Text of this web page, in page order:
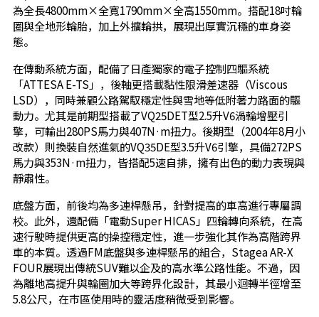
為全長4800mm×全寬1790mm×全高1550mm。搭配18吋輪
圈與全地形輪胎，加上外擴輪拱，展現出厚實沉穩的車身姿
態。
在傳動系統方面，配備了日產獨家的電子控制四驅系統
「ATTESA E-TS」，後軸更搭載黏性限滑差速器（Viscous
LSD），同時兼顧公路駕馭穩定性與雪地等低附著力路面的驅
動力。尤其是前期型搭載了VQ25DET型2.5升V6渦輪增壓引
擎，可輸出280PS馬力與407N·m扭力。後期型（2004年8月小
改款）則換裝自然進氣的VQ35DE型3.5升V6引擎，具備272PS
馬力與353N·m扭力，皆搭配5速自排，擁有出色的動力表現與
靜肅性。
底盤方面，前後均為多連桿懸吊，針對提高的車高進行專屬調
校。此外，還配備「電動Super HICAS」四輪轉向系統，在高
速行駛時提供更高的操控穩定性，進一步強化其作為高階跨界
車的本質。透過FM底盤與多連桿懸吊的組合，Stagea AR-X
FOUR展現出傳統SUV難以企及的高水準公路性能。不過，因
為離地高提升與輪圈加大等跨界化設計，其最小迴轉半徑增至
5.8公尺，在市區使用時的靈活度稍微受到影響。